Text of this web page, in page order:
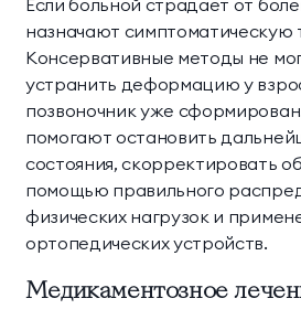
назначают симптоматическую
Консервативные методы не
устранить деформацию у
позвоночник уже
помогают остановить
состояния, скорректировать
помощью правильного
физических нагрузок и
ортопедических устройств.
Медикаментозное